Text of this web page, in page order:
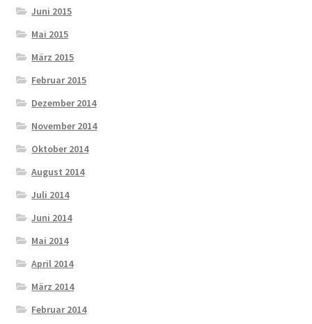
Juni 2015
Mai 2015
März 2015
Februar 2015
Dezember 2014
November 2014
Oktober 2014
August 2014
Juli 2014
Juni 2014
Mai 2014
April 2014
März 2014
Februar 2014